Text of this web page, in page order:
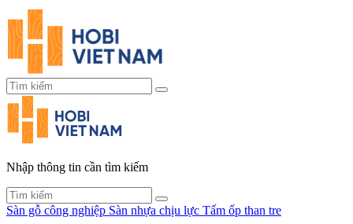
Nhập thông tin cần tìm kiếm
Sàn gỗ công nghiệp Sàn nhựa chịu lực Tấm ốp than tre